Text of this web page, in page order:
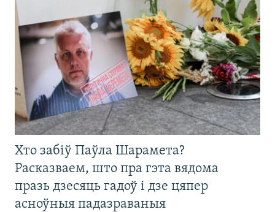
Хто забіў Паўла Шарамета?
Расказваем, што пра гэта вядома
празь дзесяць гадоў і дзе цяпер
асноўныя падазраваныя